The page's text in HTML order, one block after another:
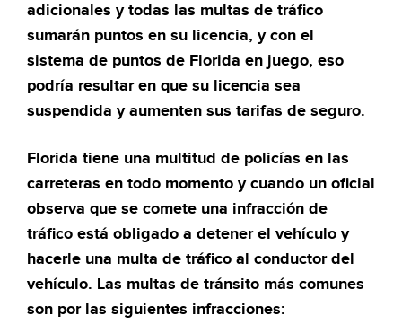
adicionales y todas las multas de tráfico
sumarán puntos en su licencia, y con el
sistema de puntos de Florida en juego, eso
podría resultar en que su licencia sea
suspendida y aumenten sus tarifas de seguro.
Florida tiene una multitud de policías en las
carreteras en todo momento y cuando un oficial
observa que se comete una infracción de
tráfico está obligado a detener el vehículo y
hacerle una multa de tráfico al conductor del
vehículo. Las multas de tránsito más comunes
son por las siguientes infracciones: